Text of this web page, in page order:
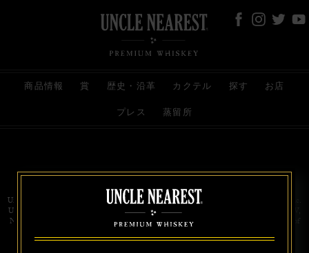
商品情報 賞 歴史・沿革 カクテル 探す お店
プレス 蒸留所
お問い合わせ 代理店 規約と条件
プライバシー
Uncle Nearest Premium Whiskey is wholly and independently owned by Uncle Nearest, Inc.
UNCLE NEAREST, THE BEST WHISKEY MAKER THE WORLD NEVER KNEW,
NATHAN GREEN, NEAREST GREEN, and DRINK HONORABLY are trademarks of